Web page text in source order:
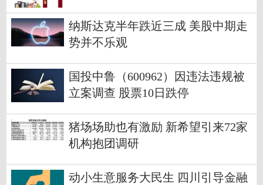
纳斯达克半年跌近三成 美股中期走
势并不乐观
国投中鲁（600962）因违法违规被
立案调查 股票10日跌停
猪场场助也有激励 新希望引来72家
机构抱团调研
动小生意服务大民生 四川引导金融